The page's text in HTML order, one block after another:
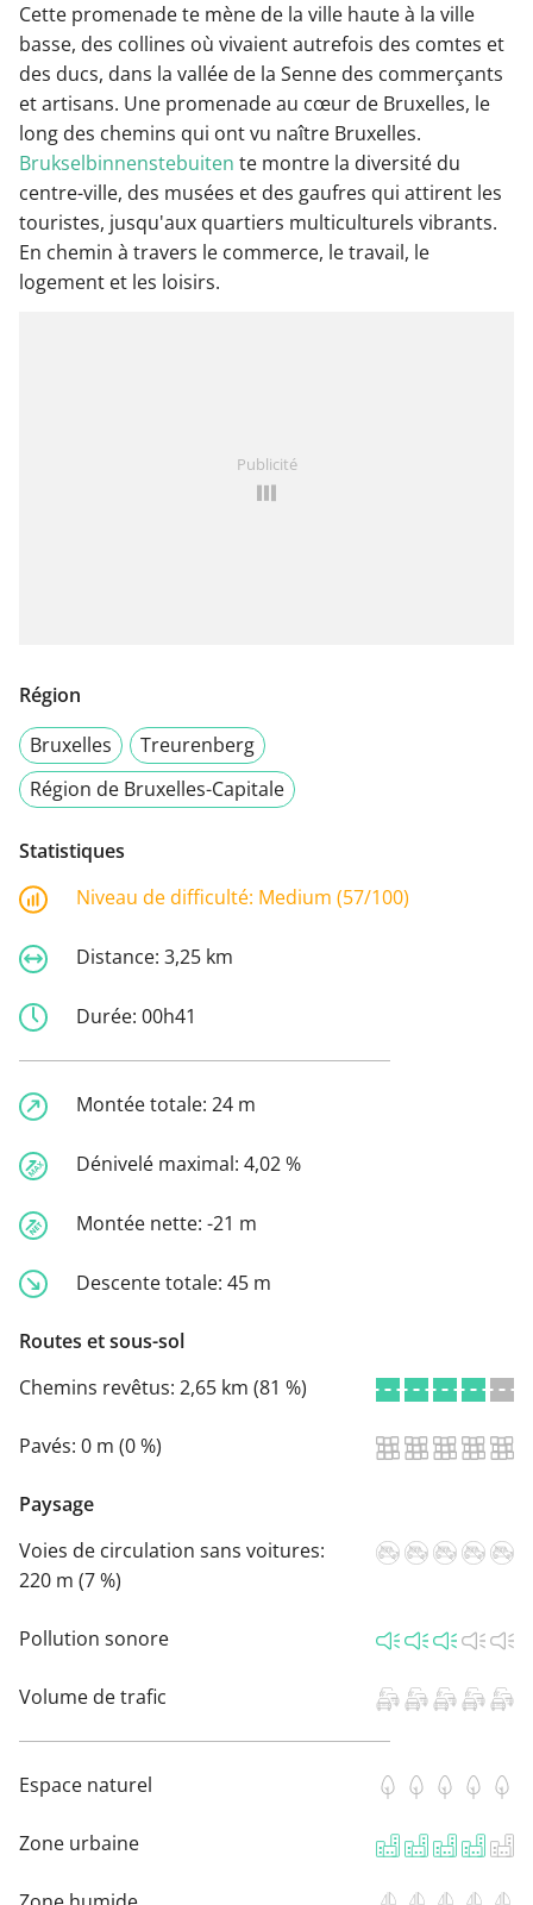
Cette promenade te mène de la ville haute à la ville
basse, des collines où vivaient autrefois des comtes et
des ducs, dans la vallée de la Senne des commerçants
et artisans. Une promenade au cœur de Bruxelles, le
long des chemins qui ont vu naître Bruxelles.
Brukselbinnenstebuiten te montre la diversité du
centre-ville, des musées et des gaufres qui attirent les
touristes, jusqu'aux quartiers multiculturels vibrants.
En chemin à travers le commerce, le travail, le
logement et les loisirs.
Publicité
Région
Bruxelles
Treurenberg
Région de Bruxelles-Capitale
Statistiques
Niveau de difficulté: Medium (57/100)
Distance: 3,25 km
Durée: 00h41
Montée totale: 24 m
Dénivelé maximal: 4,02 %
Montée nette: -21 m
Descente totale: 45 m
Routes et sous-sol
Chemins revêtus: 2,65 km (81 %)
Pavés: 0 m (0 %)
Paysage
Voies de circulation sans voitures:
220 m (7 %)
Pollution sonore
Volume de trafic
Espace naturel
Zone urbaine